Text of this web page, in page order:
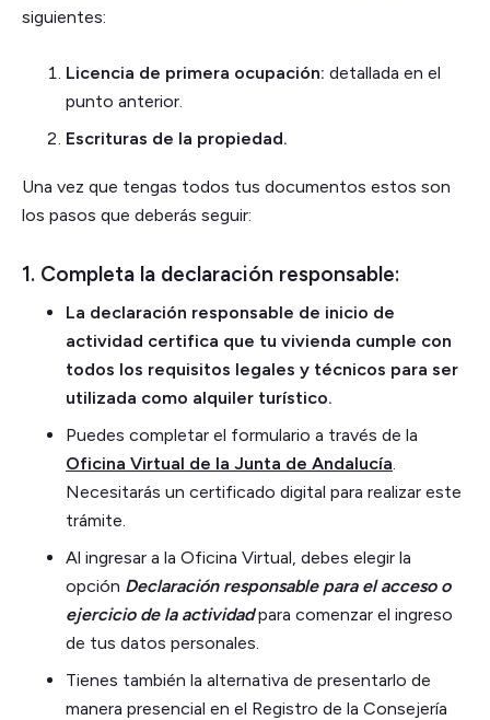
siguientes:
Licencia de primera ocupación: detallada en el
punto anterior.
Escrituras de la propiedad.
Una vez que tengas todos tus documentos estos son
los pasos que deberás seguir:
1. Completa la declaración responsable:
La declaración responsable de inicio de
actividad certifica que tu vivienda cumple con
todos los requisitos legales y técnicos para ser
utilizada como alquiler turístico.
Puedes completar el formulario a través de la
Oficina Virtual de la Junta de Andalucía.
Necesitarás un certificado digital para realizar este
trámite.
Al ingresar a la Oficina Virtual, debes elegir la
opción Declaración responsable para el acceso o
ejercicio de la actividad para comenzar el ingreso
de tus datos personales.
Tienes también la alternativa de presentarlo de
manera presencial en el Registro de la Consejería